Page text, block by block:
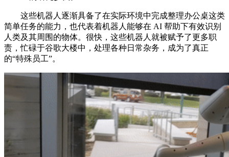
这些机器人逐渐具备了在实际环境中完成整理办公桌这类
简单任务的能力，也代表着机器人能够在 AI 帮助下有效识别
人类及其周围的物体。很快，这些机器人就被赋予了更多职
责，忙碌于谷歌大楼中，处理各种日常杂务，成为了真正
的“特殊员工”。